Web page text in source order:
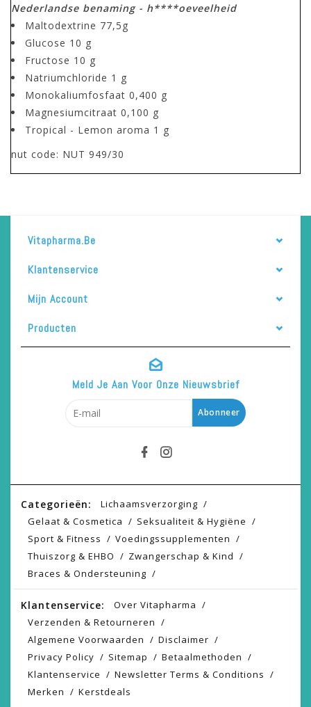
Nederlandse benaming - h****oeveelheid
Maltodextrine 77,5g
Glucose 10 g
Fructose 10 g
Natriumchloride 1 g
Monokaliumfosfaat 0,400 g
Magnesiumcitraat 0,100 g
Tropical - Lemon aroma 1 g
nut code: NUT 949/30
Vitapharma.be
Klantenservice
Mijn Account
Producten
Meld Je Aan Voor Onze Nieuwsbrief
Abonneer
Categorieën:
Lichaamsverzorging
Gelaat & Cosmetica
Seksualiteit & Hygiëne
Sport & Fitness
Voedingssupplementen
Thuiszorg & EHBO
Zwangerschap & Kind
Braces & Ondersteuning
Klantenservice:
Over Vitapharma
Verzenden & Retourneren
Algemene Voorwaarden
Disclaimer
Privacy Policy
Sitemap
Betaalmethoden
Klantenservice
Newsletter Terms & Conditions
Merken
Kerstdeals